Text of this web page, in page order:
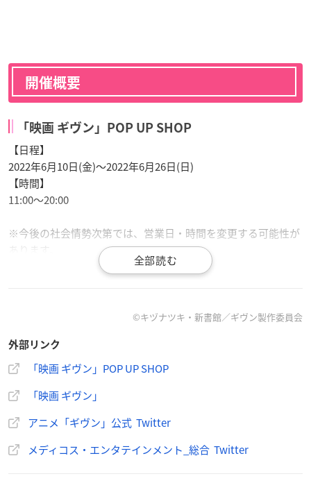
開催概要
「映画 ギヴン」POP UP SHOP
【日程】
2022年6月10日(金)～2022年6月26日(日)
【時間】
11:00～20:00
※今後の社会情勢次第では、営業日・時間を変更する可能性が
店内混雑緩和のため、シャッフル抽選入場が実施されます。
2022年6月10日(金)
【整理券配布時間】
11:05a.m.~11:15a.m.
©キヅナツキ・新書館／ギヴン製作委員会
外部リンク
「映画 ギヴン」POP UP SHOP
「映画 ギヴン」
アニメ「ギヴン」公式 Twitter
メディコス・エンタテインメント_総合 Twitter